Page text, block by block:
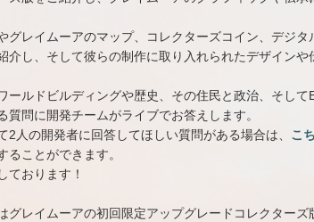
グレイムーアのマップ、コレクターズコイン、デジ
介し、そして彼らの制作に取り入れられたデザインや
ールドビルディングや歴史、その住民と政治、そし
質問に開発チームがライブでお答えします。
2人の開発者に回答してほしい質問がある場合は、 こ
ることができます。
ております！
グレイムーアの初回限定アップグレードコレクター